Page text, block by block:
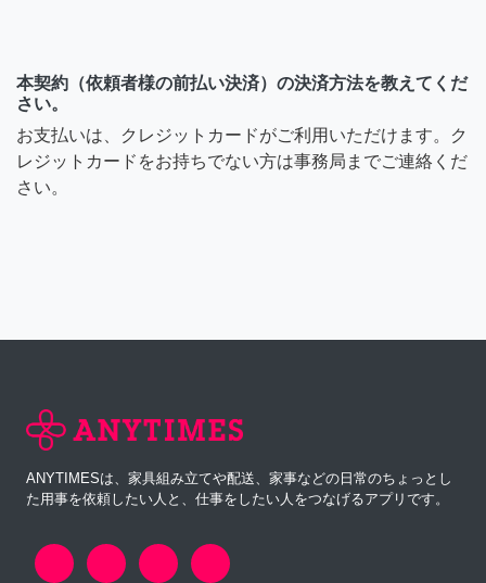
本契約（依頼者様の前払い決済）の決済方法を教えてくだ
さい。
お支払いは、クレジットカードがご利用いただけます。ク
レジットカードをお持ちでない方は事務局までご連絡くだ
さい。
ANYTIMESは、家具組み立てや配送、家事などの日常のちょっとし
た用事を依頼したい人と、仕事をしたい人をつなげるアプリです。